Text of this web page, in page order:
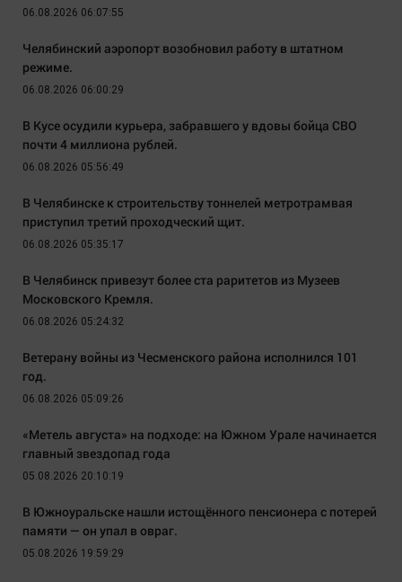
06.08.2026 06:07:55
Челябинский аэропорт возобновил работу в штатном
режиме.
06.08.2026 06:00:29
В Кусе осудили курьера, забравшего у вдовы бойца СВО
почти 4 миллиона рублей.
06.08.2026 05:56:49
В Челябинске к строительству тоннелей метротрамвая
приступил третий проходческий щит.
06.08.2026 05:35:17
В Челябинск привезут более ста раритетов из Музеев
Московского Кремля.
06.08.2026 05:24:32
Ветерану войны из Чесменского района исполнился 101
год.
06.08.2026 05:09:26
«Метель августа» на подходе: на Южном Урале начинается
главный звездопад года
05.08.2026 20:10:19
В Южноуральске нашли истощённого пенсионера с потерей
памяти — он упал в овраг.
05.08.2026 19:59:29